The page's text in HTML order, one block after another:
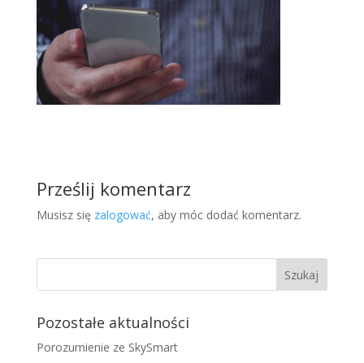
Prześlij komentarz
Musisz się zalogować, aby móc dodać komentarz.
Pozostałe aktualności
Porozumienie ze SkySmart